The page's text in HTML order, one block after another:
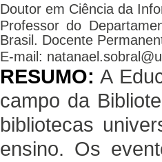
Doutor em Ciência da
Professor do
Brasil. Docente
E-mail:
RESUMO: A
campo da
bibliotecas
ensino. Os